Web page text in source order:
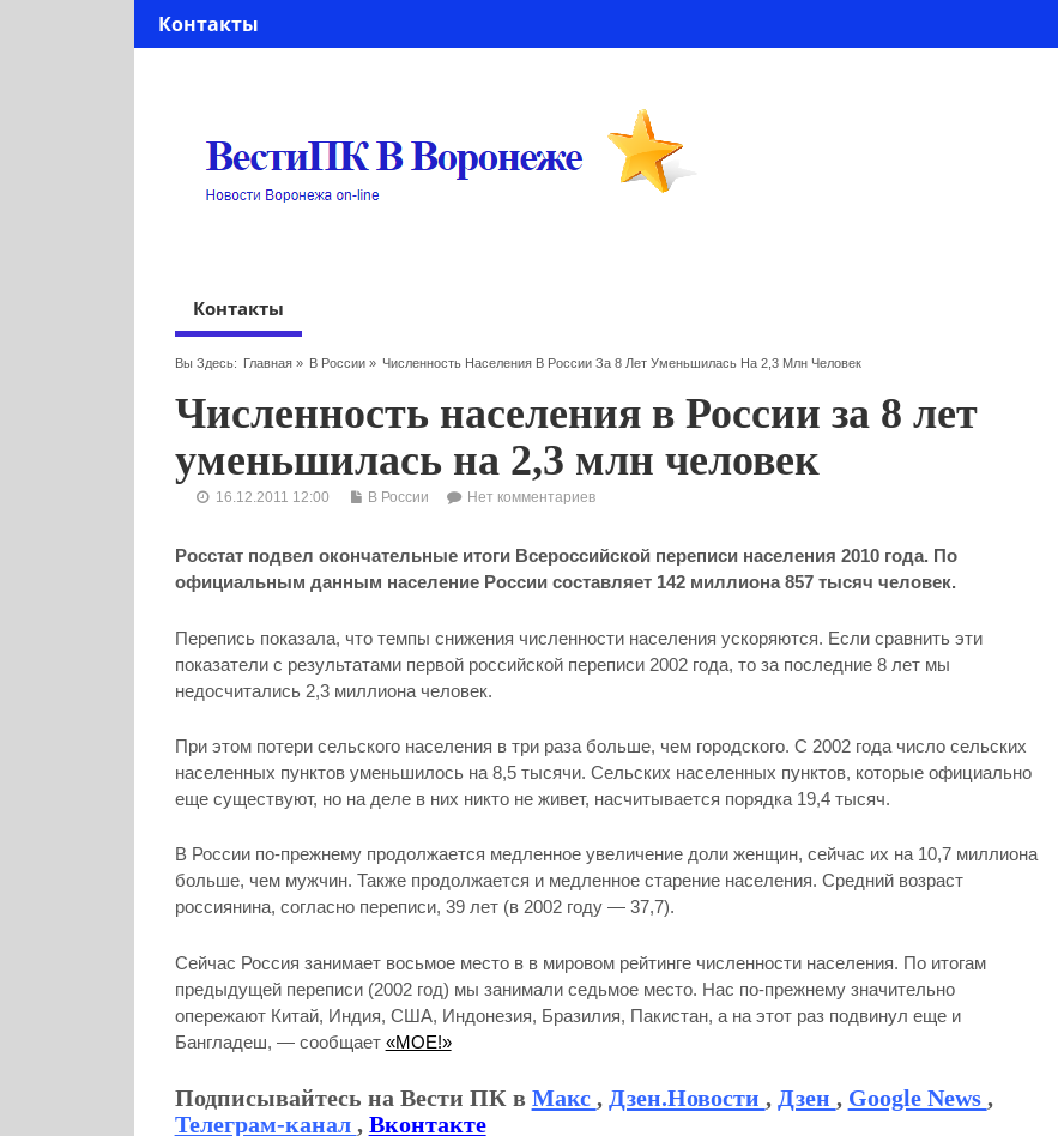
Контакты
Контакты
Вы Здесь: Главная» В России » Численность Населения В России За 8 Лет Уменьшилась На 2,3 Млн Человек
Численность населения в России за 8 лет
уменьшилась на 2,3 млн человек
16.12.2011 12:00 В России Нет комментариев
Росстат подвел окончательные итоги Всероссийской переписи населения 2010 года. По
официальным данным население России составляет 142 миллиона 857 тысяч человек.
Перепись показала, что темпы снижения численности населения ускоряются. Если сравнить эти
показатели с результатами первой российской переписи 2002 года, то за последние 8 лет мы
недосчитались 2,3 миллиона человек.
При этом потери сельского населения в три раза больше, чем городского. С 2002 года число сельских
населенных пунктов уменьшилось на 8,5 тысячи. Сельских населенных пунктов, которые официально
еще существуют, но на деле в них никто не живет, насчитывается порядка 19,4 тысяч.
В России по-прежнему продолжается медленное увеличение доли женщин, сейчас их на 10,7 миллиона
больше, чем мужчин. Также продолжается и медленное старение населения. Средний возраст
россиянина, согласно переписи, 39 лет (в 2002 году — 37,7).
Сейчас Россия занимает восьмое место в в мировом рейтинге численности населения. По итогам
предыдущей переписи (2002 год) мы занимали седьмое место. Нас по-прежнему значительно
опережают Китай, Индия, США, Индонезия, Бразилия, Пакистан, а на этот раз подвинул еще и
Бангладеш, — сообщает «МОЕ!»
Подписывайтесь на Вести ПК в Макс , Дзен.Новости , Дзен , Google News ,
Телеграм-канал , Вконтакте